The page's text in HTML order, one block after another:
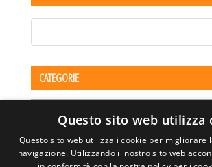
CATEGORIE
Questo sito web utilizza
Questo sito web utilizza i cookie per migliorare
navigazione. Utilizzando il nostro sito web